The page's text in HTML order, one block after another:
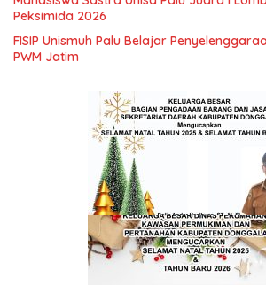
Peksimida 2026
FISIP Unismuh Palu Belajar
PWM Jatim